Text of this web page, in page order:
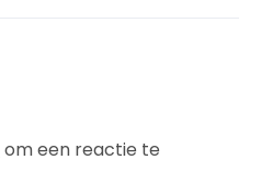
om een reactie te